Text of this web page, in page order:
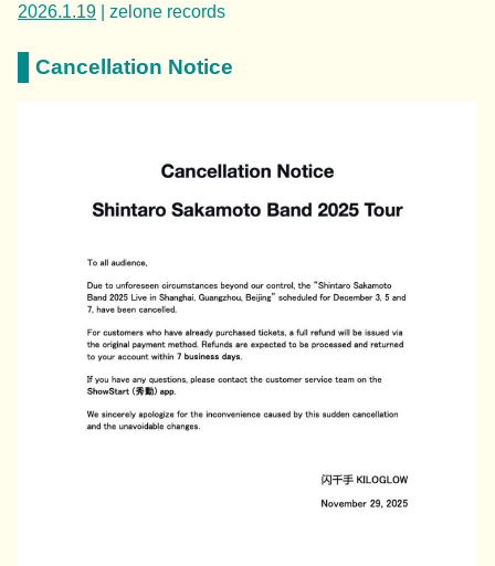
2026.1.19 | zelone records
Cancellation Notice